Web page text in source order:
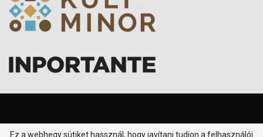
Ez a webhegy sütiket hassznál, hogy javítani tudjon a felhasználói